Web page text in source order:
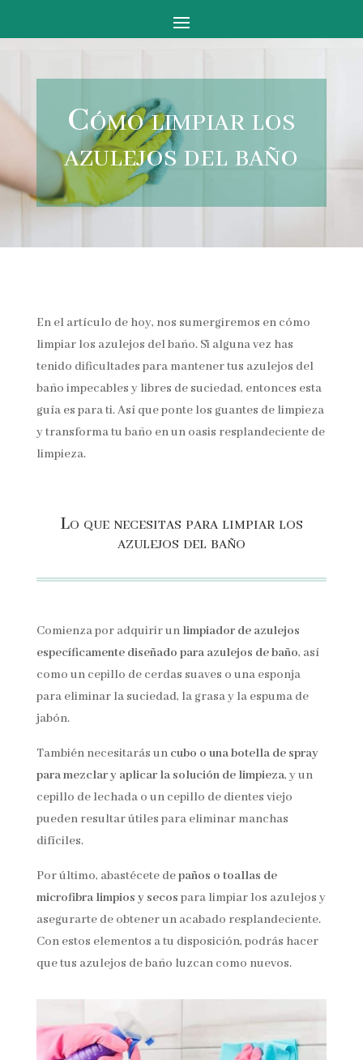
Cómo limpiar los
azulejos del baño
En el artículo de hoy, nos sumergiremos en cómo
limpiar los azulejos del baño. Si alguna vez has
tenido dificultades para mantener tus azulejos del
baño impecables y libres de suciedad, entonces esta
guía es para ti. Así que ponte los guantes de limpieza
y transforma tu baño en un oasis resplandeciente de
limpieza.
Lo que necesitas para limpiar los
azulejos del baño
Comienza por adquirir unlimpiador de azulejos
específicamente diseñado para azulejos de baño, así
como un cepillo de cerdas suaves o una esponja
para eliminar la suciedad, la grasa y la espuma de
jabón.
También necesitarás uncubo o una botella de spray
para mezclar y aplicar la solución de limpieza, y un
cepillo de lechada o un cepillo de dientes viejo
pueden resultar útiles para eliminar manchas
difíciles.
Por último, abastécete depaños o toallas de
microfibra limpios y secos para limpiar los azulejos y
asegurarte de obtener un acabado resplandeciente.
Con estos elementos a tu disposición, podrás hacer
que tus azulejos de baño luzcan como nuevos.